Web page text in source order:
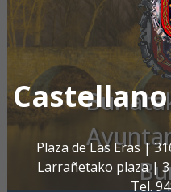
Castellano
Plaza de Las Eras |
Larrañetako plaza |
Tel.